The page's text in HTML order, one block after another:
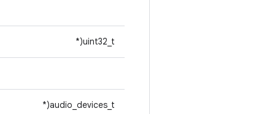
uint32_t(*
audio_devices_t(*